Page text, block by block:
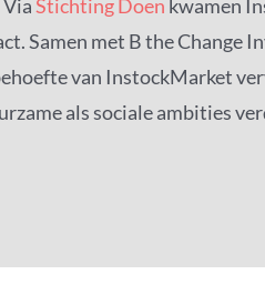
Stichting Doen kwamen
Samen met B the Change
van InstockMarket
als sociale ambities